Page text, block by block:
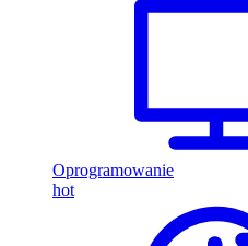
Oprogramowanie
hot